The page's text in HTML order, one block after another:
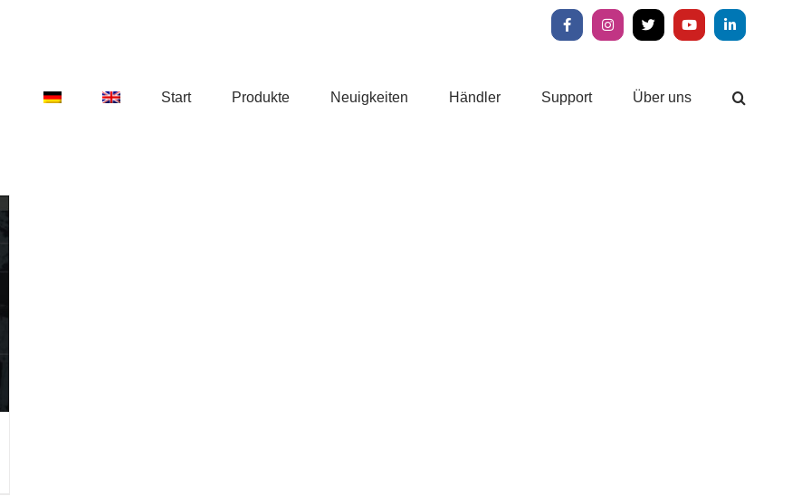
FacebookInstagram
X YouTubeLinkedIn
Start Produkte Neuigkeiten Händler Support Über uns